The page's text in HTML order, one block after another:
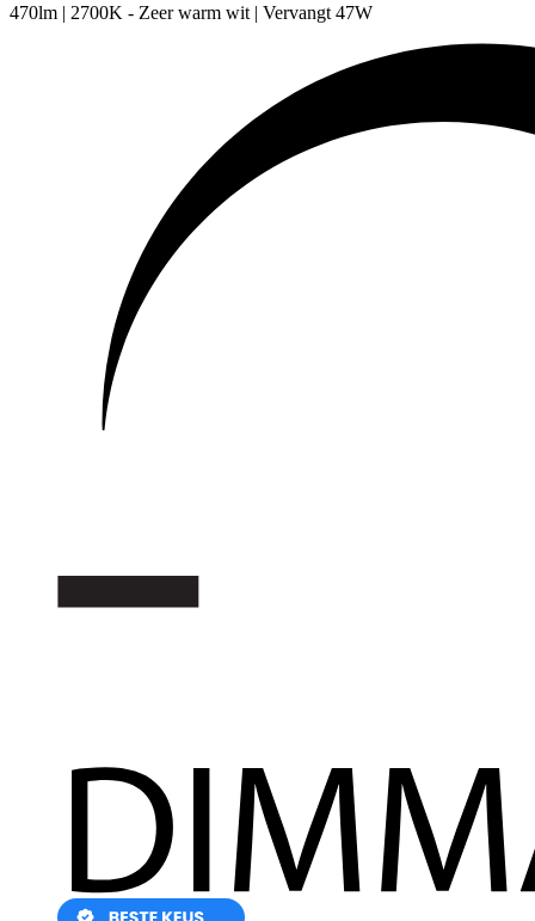
470lm | 2700K - Zeer warm wit | Vervangt 47W